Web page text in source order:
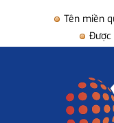
Tên miền
Được